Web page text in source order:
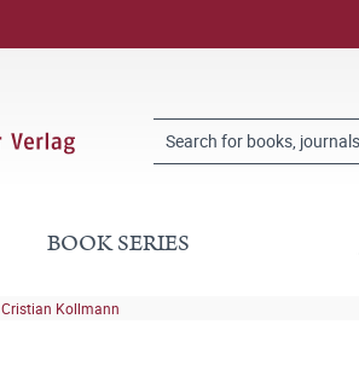
BOOK SERIES
Cristian Kollmann